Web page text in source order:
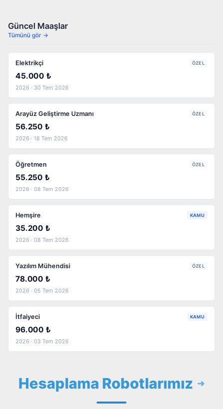
Güncel Maaşlar
Tümünü gör →
Elektrikçi ÖZEL
45.000 ₺
2026 · 30 Tem 2026
Arayüz Geliştirme Uzmanı ÖZEL
56.250 ₺
2026 · 18 Tem 2026
Öğretmen ÖZEL
55.250 ₺
2026 · 08 Tem 2026
Hemşire KAMU
35.200 ₺
2026 · 08 Tem 2026
Yazılım Mühendisi ÖZEL
78.000 ₺
2026 · 05 Tem 2026
İtfaiyeci KAMU
96.000 ₺
2026 · 03 Tem 2026
Hesaplama Robotlarımız